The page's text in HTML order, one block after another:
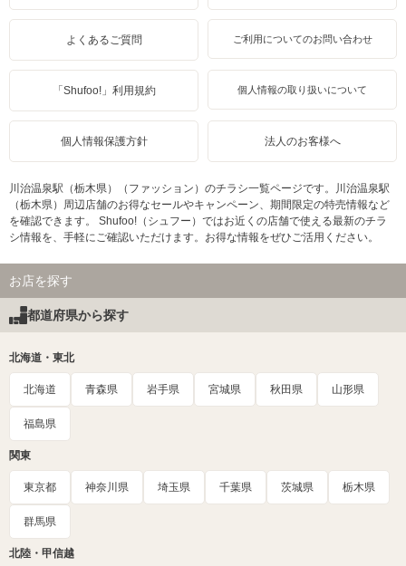
よくあるご質問 ご利用についてのお問い合わせ
「Shufoo!」利用規約 個人情報の取り扱いについて
個人情報保護方針 法人のお客様へ
川治温泉駅（栃木県）（ファッション）のチラシ一覧ページです。川治温泉駅
（栃木県）周辺店舗のお得なセールやキャンペーン、期間限定の特売情報など
を確認できます。 Shufoo!（シュフー）ではお近くの店舗で使える最新のチラ
シ情報を、手軽にご確認いただけます。お得な情報をぜひご活用ください。
お店を探す
都道府県から探す
北海道・東北
北海道 青森県 岩手県 宮城県 秋田県 山形県
福島県
関東
東京都 神奈川県 埼玉県 千葉県 茨城県 栃木県
群馬県
北陸・甲信越